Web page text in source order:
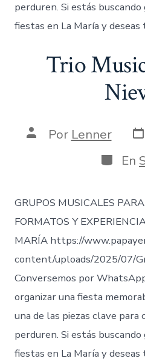
perduren. Si estás
fiestas en La María y
Trio
AutorPor Lenner
de
En
GRUPOS MUSICALES
FORMATOS Y
MARÍA https://
content/uploads/2025/07/
Conversemos por
organizar una fiesta
una de las piezas clave
perduren. Si estás
fiestas en La María y